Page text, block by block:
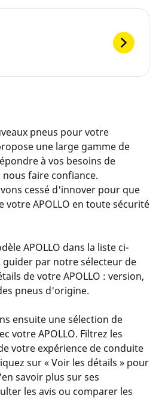
pneus pour votre
une large gamme de
à vos besoins de
faire confiance.
cessé d'innover pour que
votre APOLLO en toute sécurité
APOLLO dans la liste ci-
guider par notre sélecteur de
de votre APOLLO : version,
pneus d'origine.
ensuite une sélection de
votre APOLLO. Filtrez les
votre expérience de conduite
sur « Voir les détails » pour
savoir plus sur ses
les avis ou comparer les